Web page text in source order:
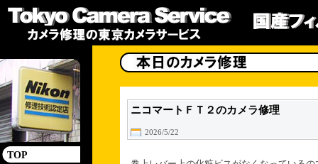
TOP
ニコマートＦＴ２のカメラ修理
2026/5/22